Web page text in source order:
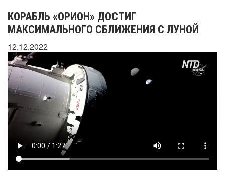
КОРАБЛЬ «ОРИОН» ДОСТИГ
МАКСИМАЛЬНОГО СБЛИЖЕНИЯ С ЛУНОЙ
12.12.2022